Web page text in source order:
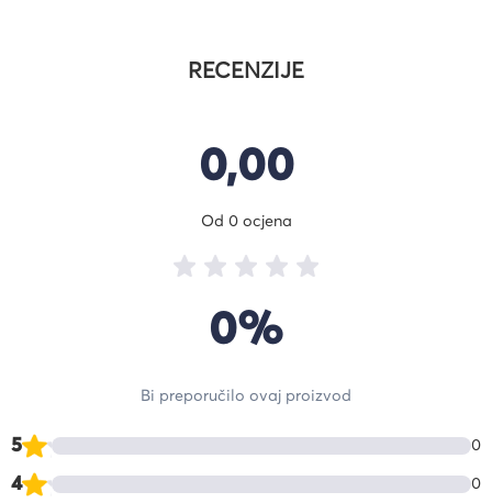
RECENZIJE
5 0
4 0
0,00
Od 0 ocjena
0%
Bi preporučilo ovaj proizvod